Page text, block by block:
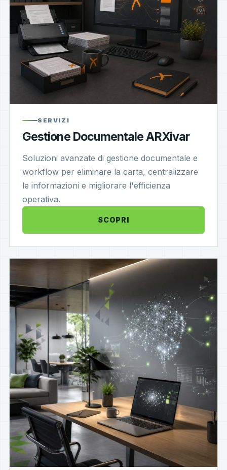
SERVIZI
Gestione Documentale ARXivar
Soluzioni avanzate di gestione documentale e
workflow per eliminare la carta, centralizzare
le informazioni e migliorare l'efficienza
operativa.
SCOPRI